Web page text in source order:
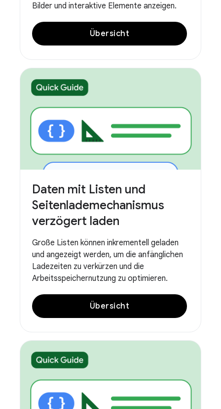
Bilder und interaktive Elemente anzeigen.
Übersicht
Daten mit Listen und
Seitenlademechanismus
verzögert laden
Große Listen können inkrementell geladen
und angezeigt werden, um die anfänglichen
Ladezeiten zu verkürzen und die
Arbeitsspeichernutzung zu optimieren.
Übersicht